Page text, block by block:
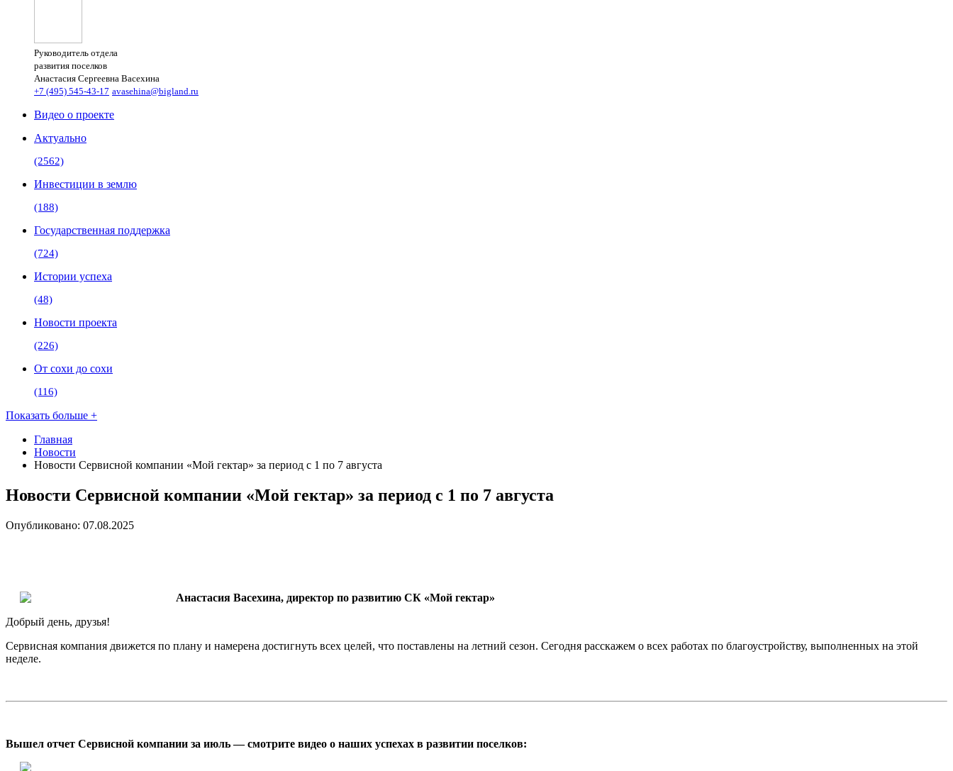
Руководитель отдела
развития поселков
Анастасия Сергеевна Васехина
+7 (495) 545-43-17 avasehina@bigland.ru
Видео о проекте
Актуально
(2562)
Инвестиции в землю
(188)
Государственная поддержка
(724)
Истории успеха
(48)
Новости проекта
(226)
От сохи до сохи
(116)
Показать больше +
Главная
Новости
Новости Сервисной компании «Мой гектар» за период с 1 по 7 августа
Новости Сервисной компании «Мой гектар» за период с 1 по 7 августа
Опубликовано: 07.08.2025
Анастасия Васехина, директор по развитию СК «Мой гектар»
Добрый день, друзья!
Сервисная компания движется по плану и намерена достигнуть всех целей, что поставлены на летний сезон. Сегодня расскажем о всех работах по благоустройству, выполненных на этой
неделе.
Вышел отчет Сервисной компании за июль — смотрите видео о наших успехах в развитии поселков: